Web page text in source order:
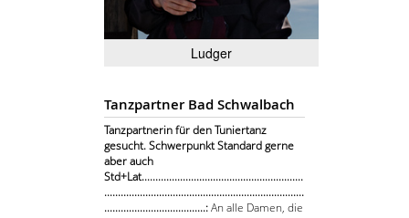
Ludger
Tanzpartner Bad Schwalbach
Tanzpartnerin für den Tuniertanz
gesucht. Schwerpunkt Standard gerne
aber auch
Std+Lat...........................................................
.........................................................................
.....................................:An alle Damen, die